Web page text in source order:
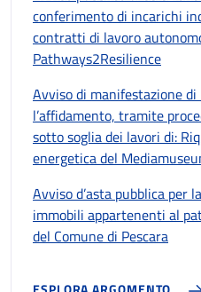
conferimento di incarichi
contratti di lavoro
Pathways2Resilience
Avviso di manifestazione
l’affidamento, tramite
sotto soglia dei lavori di:
energetica del
Avviso d’asta pubblica per
immobili appartenenti al
del Comune di Pescara